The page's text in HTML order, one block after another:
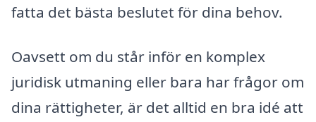
fatta det bästa beslutet för dina behov.
Oavsett om du står inför en komplex
juridisk utmaning eller bara har frågor om
dina rättigheter, är det alltid en bra idé att